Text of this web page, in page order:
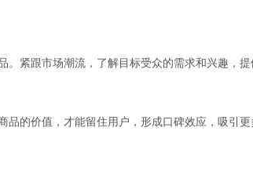
紧跟市场潮流，了解目标受众的需求和兴趣，
的价值，才能留住用户，形成口碑效应，吸引更